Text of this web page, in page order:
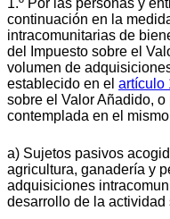
1.º Por las personas y
continuación en la
intracomunitarias de
del Impuesto sobre el
volumen de
establecido en el artículo
sobre el Valor Añadido,
contemplada en el
a) Sujetos pasivos
agricultura, ganadería y
adquisiciones
desarrollo de la